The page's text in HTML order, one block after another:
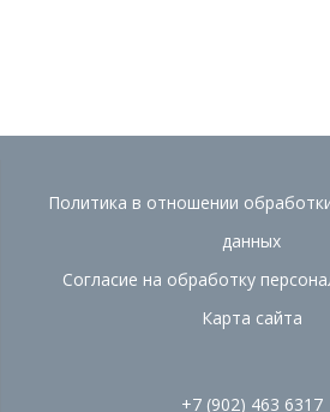
Политика в отношении
данных
Согласие на обработку
Карта сайта
+7 (902) 463 6317